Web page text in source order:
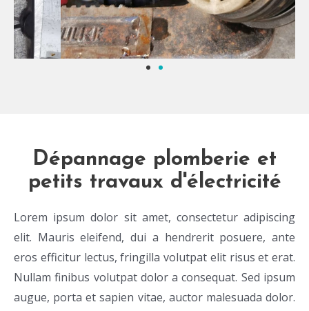
Dépannage plomberie et
petits travaux d'électricité
Lorem ipsum dolor sit amet, consectetur adipiscing
elit. Mauris eleifend, dui a hendrerit posuere, ante
eros efficitur lectus, fringilla volutpat elit risus et erat.
Nullam finibus volutpat dolor a consequat. Sed ipsum
augue, porta et sapien vitae, auctor malesuada dolor.